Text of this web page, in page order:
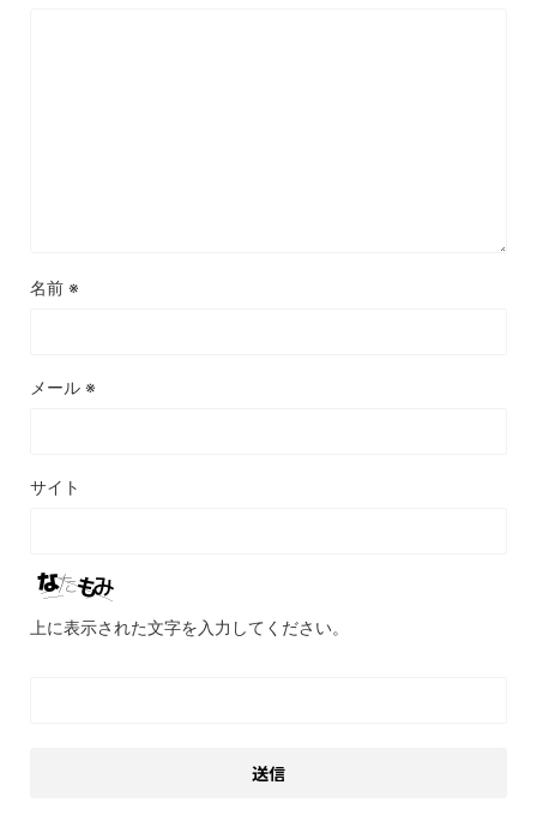
名前 ※
メール ※
サイト
上に表示された文字を入力してください。